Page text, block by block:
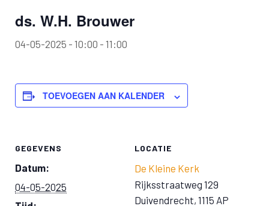
ds. W.H. Brouwer
04-05-2025 - 10:00 - 11:00
TOEVOEGEN AAN KALENDER
GEGEVENS
Datum:
04-05-2025
LOCATIE
De Kleine Kerk
Rijksstraatweg 129
Duivendrecht, 1115 AP